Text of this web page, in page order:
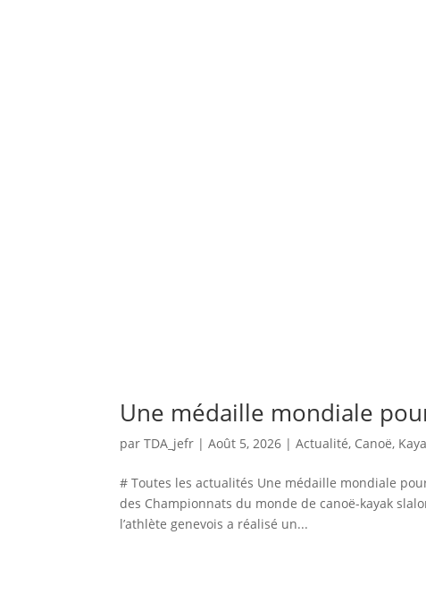
Une médaille mondiale
parTDA_jefr |Août 5, 2026 |Actualité, Canoë,
# Toutes les actualités Une médaille mondiale
des Championnats du monde de canoë-kayak
l’athlète genevois a réalisé un...